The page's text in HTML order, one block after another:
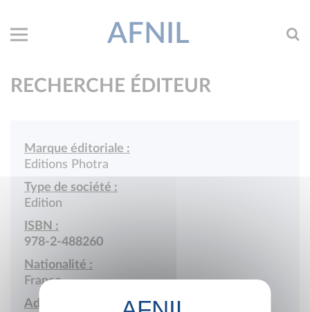
AFNIL
RECHERCHE ÉDITEUR
Marque éditoriale :
Editions Photra
Type de société :
Edition
ISBN :
978-2-488260
Nationalité :
France
Adresse :